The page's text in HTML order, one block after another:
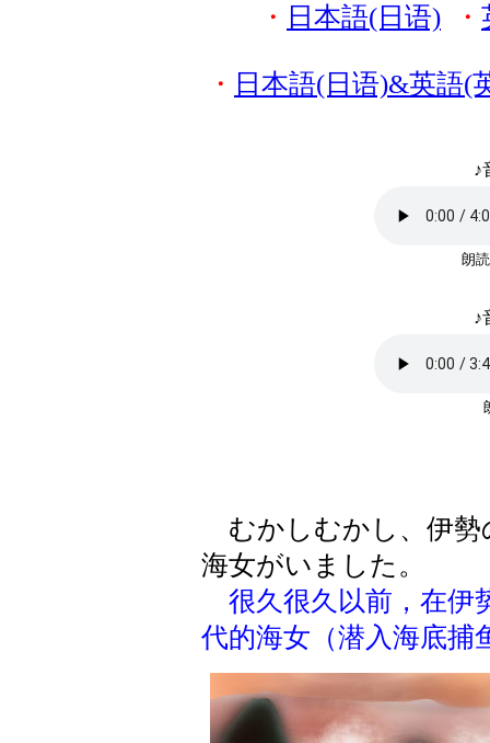
・ 日本語(日语) ・
・ 日本語(日语)&英語(
♪
朗
♪
むかしむかし、伊勢
海女がいました。
很久很久以前，在伊
代的海女（潜入海底捕